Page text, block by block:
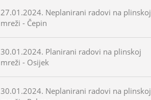
27.01.2024. Neplanirani radovi na plinskoj
mreži - Čepin
30.01.2024. Planirani radovi na plinskoj
mreži - Osijek
30.01.2024. Neplanirani radovi na plinskoj